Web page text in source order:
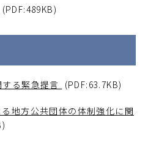
(PDF:489KB)
る緊急提言 (PDF:63.7KB)
地方公共団体の体制強化に関